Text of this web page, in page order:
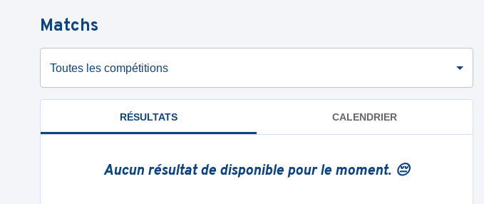
Matchs
Toutes les compétitions
RÉSULTATS CALENDRIER
Aucun résultat de disponible pour le moment. 😔